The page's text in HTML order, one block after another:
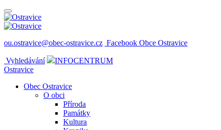
ou.ostravice@obec-ostravice.cz Facebook Obce Ostravice
Vyhledávání
INFOCENTRUM
Ostravice
Obec Ostravice
O obci
Příroda
Památky
Kultura